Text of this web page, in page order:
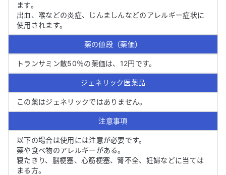
ます。
出血、喉などの炎症、じんましんなどのアレルギー症状に
使用されます。
薬の値段（薬価）
トランサミン散50％の薬価は、12円です。
ジェネリック医薬品
この薬はジェネリックではありません。
注意事項
以下の場合は使用には注意が必要です。
薬や食べ物のアレルギーがある。
寝たきり、脳梗塞、心筋梗塞、腎不全、妊婦などに当ては
まる方。